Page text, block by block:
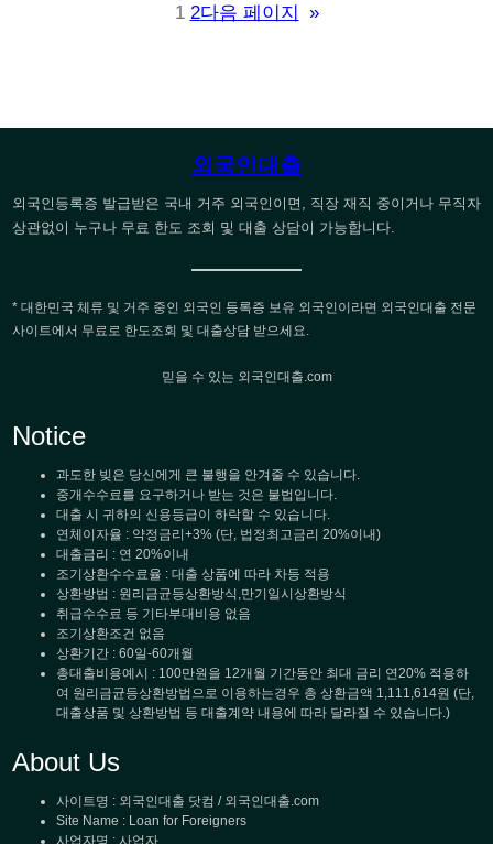
1 2다음 페이지 »
외국인대출
외국인등록증 발급받은 국내 거주 외국인이면, 직장 재직 중이거나 무직자
상관없이 누구나 무료 한도 조회 및 대출 상담이 가능합니다.
* 대한민국 체류 및 거주 중인 외국인 등록증 보유 외국인이라면 외국인대출 전문
사이트에서 무료로 한도조회 및 대출상담 받으세요.
믿을 수 있는 외국인대출.com
Notice
과도한 빚은 당신에게 큰 불행을 안겨줄 수 있습니다.
중개수수료를 요구하거나 받는 것은 불법입니다.
대출 시 귀하의 신용등급이 하락할 수 있습니다.
연체이자율 : 약정금리+3% (단, 법정최고금리 20%이내)
대출금리 : 연 20%이내
조기상환수수료율 : 대출 상품에 따라 차등 적용
상환방법 : 원리금균등상환방식,만기일시상환방식
취급수수료 등 기타부대비용 없음
조기상환조건 없음
상환기간 : 60일-60개월
총대출비용예시 : 100만원을 12개월 기간동안 최대 금리 연20% 적용하
여 원리금균등상환방법으로 이용하는경우 총 상환금액 1,111,614원 (단,
대출상품 및 상환방법 등 대출계약 내용에 따라 달라질 수 있습니다.)
About Us
사이트명 : 외국인대출 닷컴 / 외국인대출.com
Site Name : Loan for Foreigners
사업자명 : 사업자